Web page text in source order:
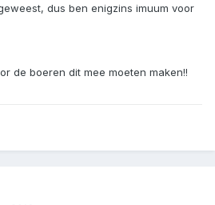
dus ben enigzins imuum voor
de boeren dit mee moeten maken!!